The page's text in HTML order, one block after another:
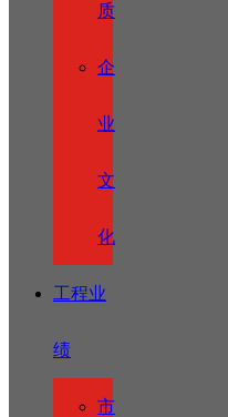
质
企
业
文
化
工程业
绩
市